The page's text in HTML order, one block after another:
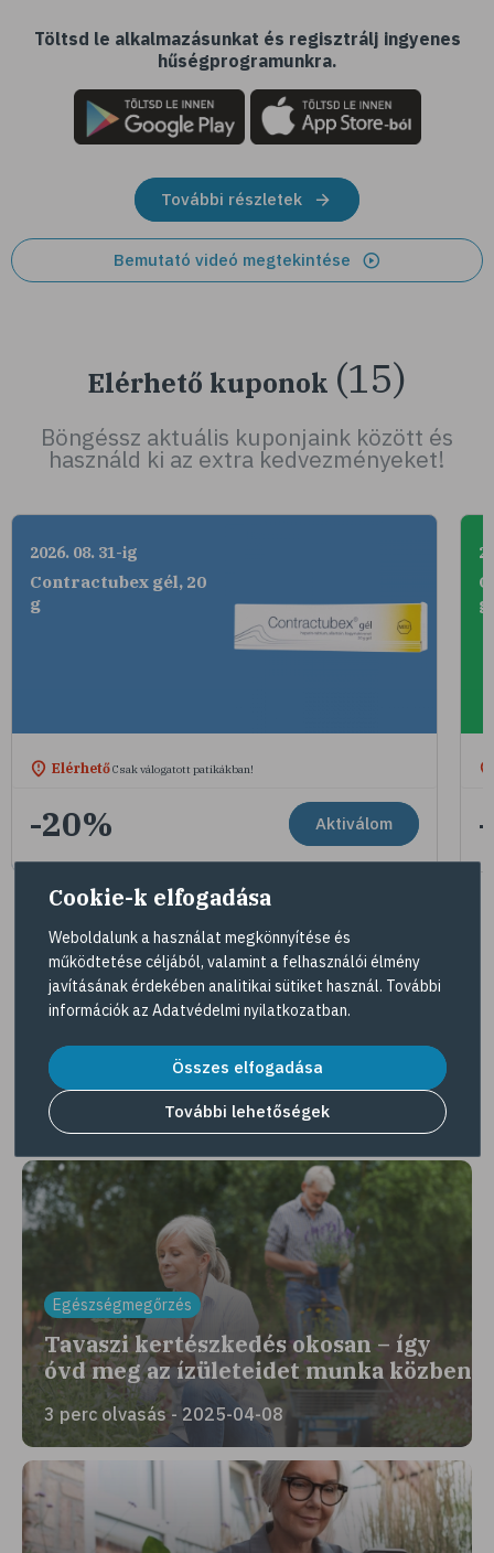
Töltsd le alkalmazásunkat és regisztrálj ingyenes
hűségprogramunkra.
További részletek
Bemutató videó megtekintése
Elérhető kuponok (15)
Böngéssz aktuális kuponjaink között és
használd ki az extra kedvezményeket!
2026. 08. 31-ig
Contractubex gél, 20
g
ElérhetőCsak válogatott patikákban!
-20% Aktiválom
Tovább az összes kuponra
Gyöngy Patika Magazin
Érdekességek, interjúk, egészséges élet
Egészségmegőrzés
Tavaszi kertészkedés okosan – így
óvd meg az ízületeidet munka közben
3 perc olvasás - 2025-04-08
Cookie-k elfogadása
Weboldalunk a használat megkönnyítése és
működtetése céljából, valamint a felhasználói élmény
javításának érdekében analitikai sütiket használ. További
információk az Adatvédelmi nyilatkozatban.
Összes elfogadása
További lehetőségek